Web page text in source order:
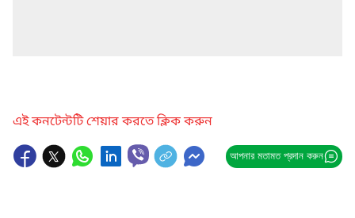
এই কনটেন্টটি শেয়ার করতে ক্লিক করুন
আপনার মতামত প্রদান করুন